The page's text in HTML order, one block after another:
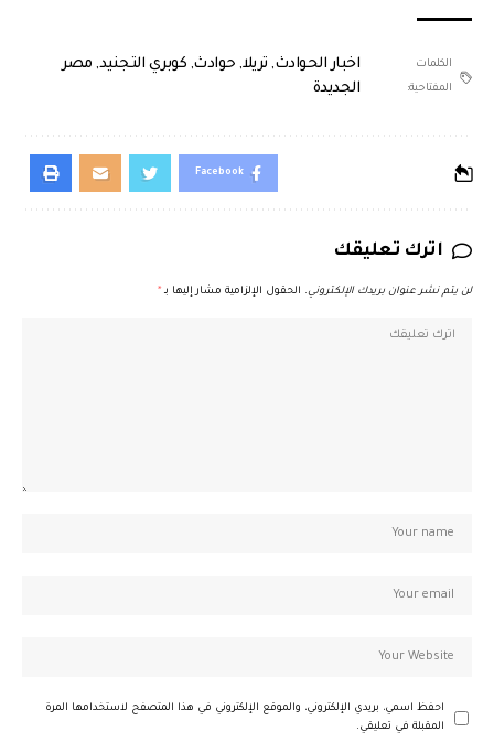
الكلمات
المفتاحية:
اخبار الحوادث, تريلا, حوادث, كوبري التجنيد, مصر
الجديدة
Facebook
اترك تعليقك
لن يتم نشر عنوان بريدك الإلكتروني. الحقول الإلزامية مشار إليها بـ *
احفظ اسمي، بريدي الإلكتروني، والموقع الإلكتروني في هذا المتصفح لاستخدامها المرة
المقبلة في تعليقي.